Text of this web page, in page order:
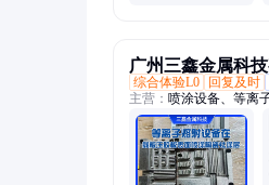
广州三鑫金属科
综合体验L0
回复及时
主营： 喷涂设备、等离
工、电弧设备